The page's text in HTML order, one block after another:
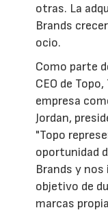
otras. La
Brands
ocio.
Como parte
CEO de
empresa
Jordan,
"Topo
oportunidad
Brands y
objetivo de
marcas